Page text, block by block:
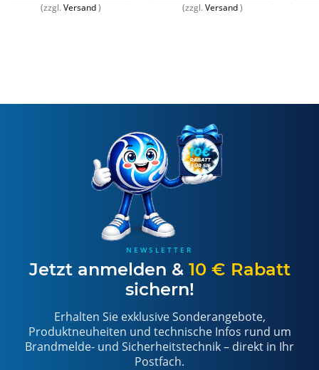
(zzgl.Versand) (zzgl.Versand)
NEWSLETTER
Jetzt anmelden & 10 € Rabatt
sichern!
Erhalten Sie exklusive Sonderangebote,
Produktneuheiten und technische Infos rund um
Brandmelde- und Sicherheitstechnik – direkt in Ihr
Postfach.